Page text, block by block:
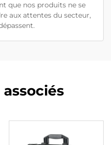
que nos produits ne se
aux attentes du secteur,